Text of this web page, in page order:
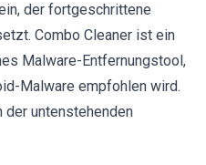
der fortgeschrittene
Combo Cleaner ist ein
Malware-Entfernungstool,
Malware empfohlen wird.
der untenstehenden